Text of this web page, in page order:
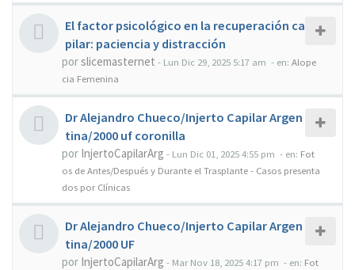
El factor psicológico en la recuperación ca
pilar: paciencia y distracción
porslicemasternet - Lun Dic 29, 2025 5:17 am - en: Alope
cia Femenina
Dr Alejandro Chueco/Injerto Capilar Argen
tina/2000 uf coronilla
por InjertoCapilarArg - Lun Dic 01, 2025 4:55 pm - en: Fot
os de Antes/Después y Durante el Trasplante - Casos presenta
dos por Clínicas
Dr Alejandro Chueco/Injerto Capilar Argen
tina/2000 UF
por InjertoCapilarArg - Mar Nov 18, 2025 4:17 pm - en: Fot